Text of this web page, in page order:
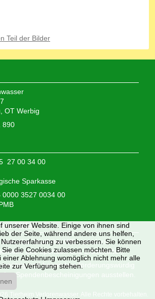
Teil der Bilder
OT Werbig
890
27 00 34 00
Sparkasse
0000 3527 0034 00
Hilfe,
staatliche Hilfe, sondern
aus Spenden und Erbschaften.
und besonders förderungswürdig
Spendenbescheinigungen ausstellen.
Tierheim Verlorenwasser. Alle Rechte vorbehalten.
unserer Website. Einige von ihnen sind
der Seite, während andere uns helfen,
zu verbessern. Sie können
die Cookies zulassen möchten. Bitte
einer Ablehnung womöglich nicht mehr alle
zur Verfügung stehen.